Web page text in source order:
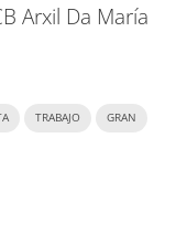
Arxil Da María
TRABAJO GRAN